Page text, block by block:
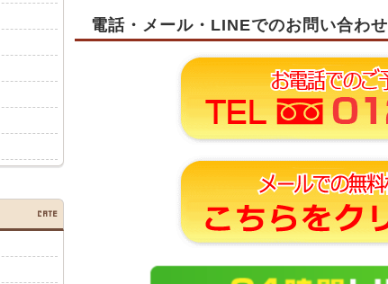
電話・メール・LINEでのお問い合わせ
CATE